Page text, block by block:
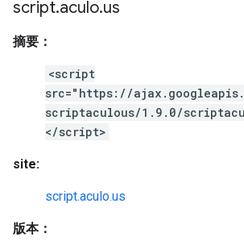
script.aculo.us
摘要：
<script
src="https://
scriptaculous/1.9.0/
</script>
site:
script.aculo.us
版本：